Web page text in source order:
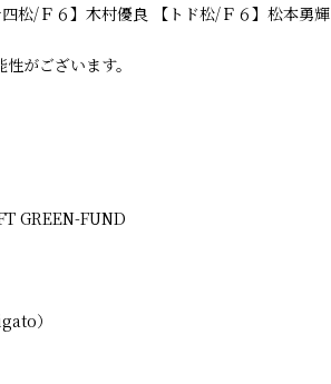
四松/Ｆ６】木村優良 【トド松/Ｆ６】松本勇輝
がございます。
GREEN-FUND
）